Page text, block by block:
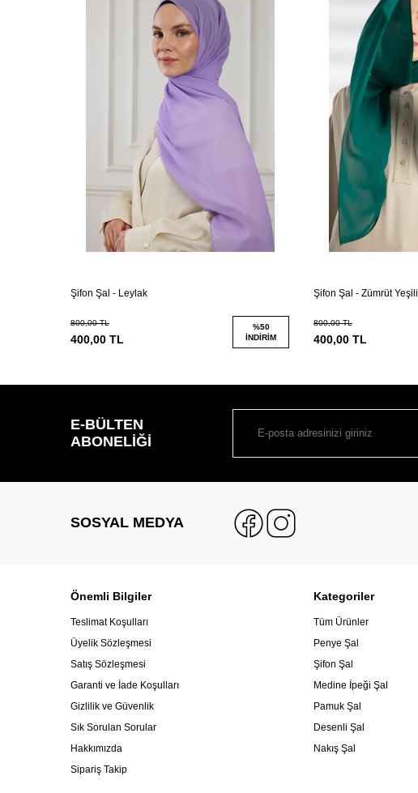
Şifon Şal - Leylak
800,00TL
400,00 TL
%50
İNDIRIM
Şifon Şal - Zümrüt Yeşili
800,00TL
400,00 TL
E-BÜLTEN
ABONELIĞI
SOSYAL MEDYA
Önemli Bilgiler
Teslimat Koşulları
Üyelik Sözleşmesi
Satış Sözleşmesi
Garanti ve İade Koşulları
Gizlilik ve Güvenlik
Sık Sorulan Sorular
Hakkımızda
Sipariş Takip
Kategoriler
Tüm Ürünler
Penye Şal
Şifon Şal
Medine İpeği Şal
Pamuk Şal
Desenli Şal
Nakış Şal